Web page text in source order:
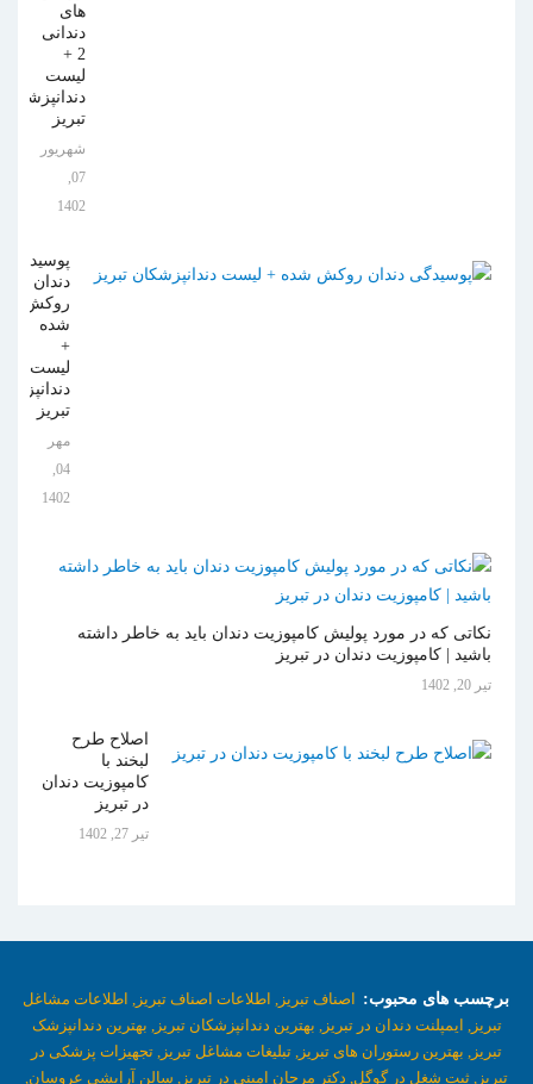
های
دندانی
2 +
لیست
دندانپزشکان
تبریز
شهریور
1402
پوسیدگی
دندان
روکش
شده
+
لیست
تبریز
مهر
1402
نکاتی که در مورد پولیش کامپوزیت دندان باید به خاطر داشته
باشید | کامپوزیت دندان در تبریز
تیر 20, 1402
اصلاح طرح
لبخند با
کامپوزیت دندان
در تبریز
تیر 27, 1402
برچسب های محبوب: اصناف تبریز, اطلاعات اصناف تبریز,
اطلاعات مشاغل
تبریز,
ایمپلنت دندان در تبریز, بهترین دندانپزشکان تبریز,
بهترین دندانپزشک
تبریز,
بهترین رستوران های تبریز, تبلیغات مشاغل تبریز,
تجهیزات پزشکی در
تبریز,
ثبت شغل در گوگل, دکتر مرجان امینی در تبریز, سالن آرایشی عروسان,